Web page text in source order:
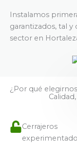
Instalamos
garantizados, tal
sector en
¿Por qué
Cerrajeros